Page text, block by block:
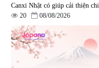
Canxi Nhật có giúp cải thiện
20
08/08/2026